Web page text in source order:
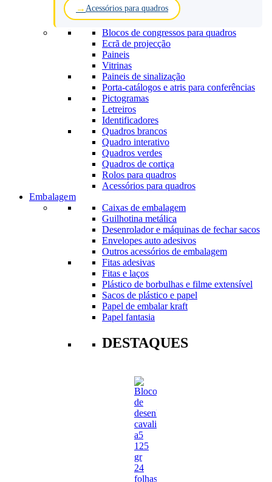
Acessórios para quadros
Blocos de congressos para quadros
Ecrã de projecção
Paineis
Vitrinas
Paineis de sinalização
Porta-catálogos e atris para conferências
Pictogramas
Letreiros
Identificadores
Quadros brancos
Quadro interativo
Quadros verdes
Quadros de cortiça
Rolos para quadros
Acessórios para quadros
Embalagem
Caixas de embalagem
Guilhotina metálica
Desenrolador e máquinas de fechar sacos
Envelopes auto adesivos
Outros acessórios de embalagem
Fitas adesivas
Fitas e laços
Plástico de borbulhas e filme extensível
Sacos de plástico e papel
Papel de embalar kraft
Papel fantasia
DESTAQUES